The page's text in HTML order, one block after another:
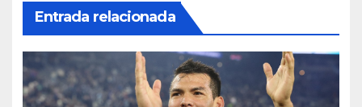
Entrada relacionada